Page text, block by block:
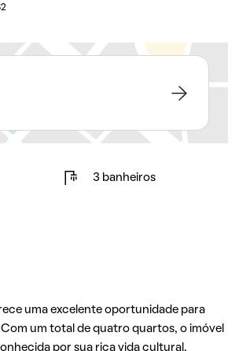
3 banheiros
uma excelente oportunidade para
um total de quatro quartos, o imóvel
por sua rica vida cultural,